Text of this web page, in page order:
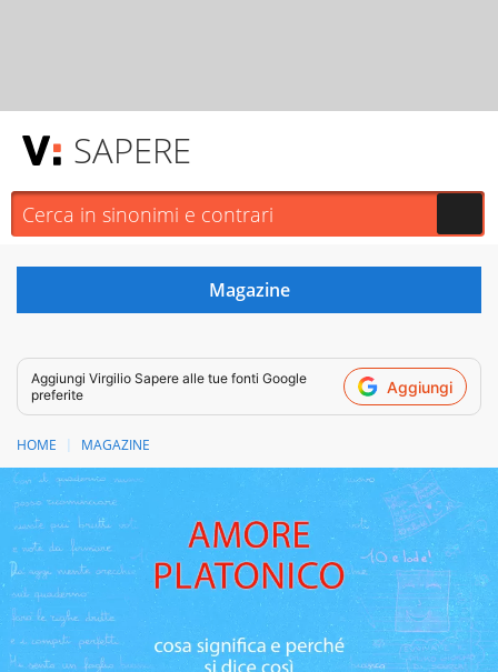
SAPERE
Aggiungi Virgilio Sapere alle tue fonti Google
preferite
Aggiungi
HOME MAGAZINE